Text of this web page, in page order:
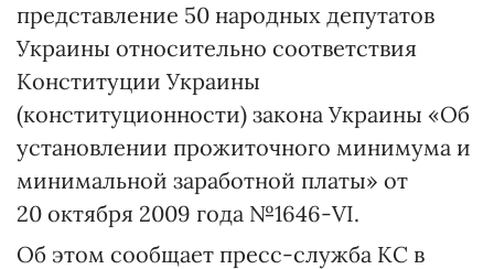
представление 50 народных депутатов
Украины относительно соответствия
Конституции Украины
(конституционности) закона Украины «Об
установлении прожиточного минимума и
минимальной заработной платы» от
20 октября 2009 года №1646-VI.
Об этом сообщает пресс-служба КС в